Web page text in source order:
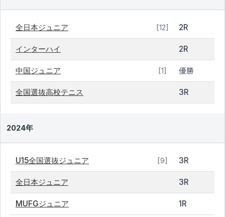
全日本ジュニア [12] 2R
インターハイ 2R
中国ジュニア [1] 優勝
全国選抜高校テニス 3R
2024年
U15全国選抜ジュニア [9] 3R
全日本ジュニア 3R
MUFGジュニア 1R